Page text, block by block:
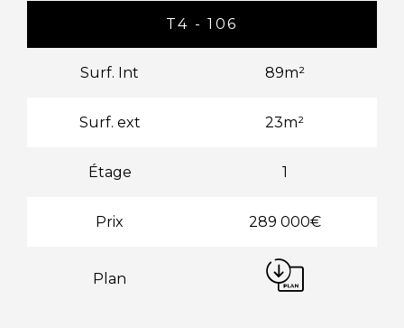
T4 - 106
Surf. Int 89m²
Surf. ext 23m²
Étage 1
Prix 289 000€
Plan